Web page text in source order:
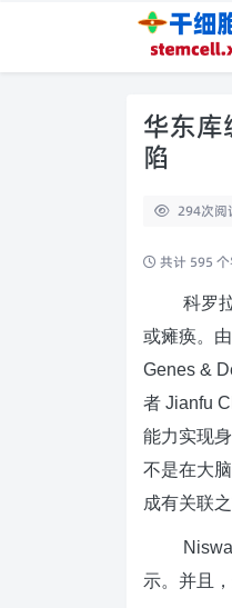
华东
陷
294次阅
共计 595
科罗
或瘫痪。
Genes &
者 Jianfu
能力实现
不是在大
成有关联
示。并且